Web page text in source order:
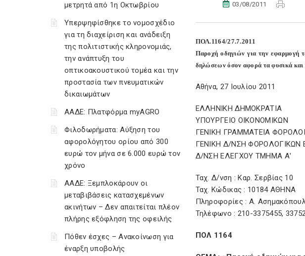
μετρητά από 1η Οκτωβρίου
Υπερψηφίσθηκε το νομοσχέδιο
για τη διαχείριση και ανάδειξη
της πολιτιστικής κληρονομιάς,
την ανάπτυξη του
οπτικοακουστικού τομέα και την
προστασία των πνευματικών
δικαιωμάτων
ΑΑΔΕ: Πλατφόρμα myAGRO
Φιλοδωρήματα: Αύξηση του
αφορολόγητου ορίου από 300
ευρώ τον μήνα σε 6.000 ευρώ τον
χρόνο
ΑΑΔΕ: Ξεμπλοκάρουν οι
μεταβιβάσεις κατασχεμένων
ακινήτων – Δεν απαιτείται πλέον
πλήρης εξόφληση της οφειλής
Πόθεν έσχες – Ανακοίνωση για
έναρξη υποβολής
03/08/2011
ΠΟΛ.1164/27.7.2011
Παροχή οδηγιών για την εφαρμογή
δηλώσεων όσον αφορά τα φυσικά και
Αθήνα, 27 Ιουλίου 2011
ΕΛΛΗΝΙΚΗ ΔΗΜΟΚΡΑΤΙΑ
ΥΠΟΥΡΓΕΙΟ ΟΙΚΟΝΟΜΙΚΩΝ
ΓΕΝΙΚΗ ΓΡΑΜΜΑΤΕΙΑ
ΓΕΝΙΚΗ Δ/ΝΣΗ ΦΟΡΟΛΟΓΙΚΩΝ
Δ/ΝΣΗ ΕΛΕΓΧΟΥ ΤΜΗΜΑ Α'
Ταχ. Δ/νση : Καρ. Σερβίας 10
Ταχ. Κώδικας : 10184 ΑΘΗΝΑ
Πληροφορίες : Α.
Τηλέφωνο : 210-3375455,
ΠΟΛ 1164